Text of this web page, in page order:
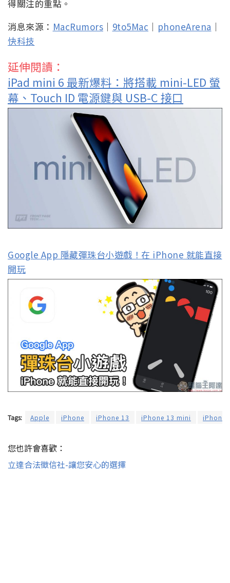
得關注的重點。
消息來源： MacRumors ｜ 9to5Mac ｜ phoneArena ｜
快科技
延伸閱讀：
iPad mini 6 最新爆料：將搭載 mini-LED 螢
幕、Touch ID 電源鍵與 USB-C 接口
Google App 隱藏彈珠台小遊戲！在 iPhone 就能直接
開玩
Tags: Apple iPhone iPhone 13 iPhone 13 mini iPhone
您也許會喜歡：
立達合法徵信社-讓您安心的選擇